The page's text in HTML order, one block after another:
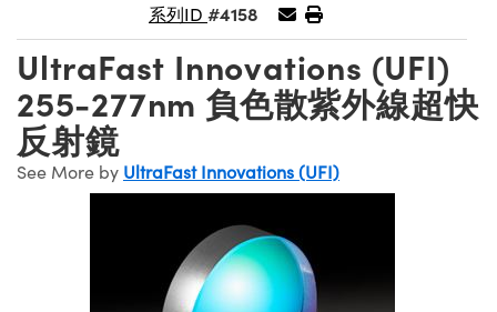
| 光學濾光片
Optics | 偏振光學元件
| 分光鏡
| 雷射濾光片
| 超快光學
器
Assemblies | 雷射光學元件組
Shaping | 雷射光束整形
| 臺式系統
and Breadboards | 光學平臺
| 電動平臺
| Nikon 物鏡
| ZEISS 物鏡
Microscopes
Objectives
Objectives | 有限共軛物鏡
| 雷射防護
| 雷射用光機模組
| 實驗室和生產線
Magnification Lenses
Objectives | 顯微鏡物鏡
and Advanced
| 影視製作和高級攝影
Cameras | Teledyne Dalsa
Microscopy Cameras
Cameras | Allied Vision 相機
| 雷射光源
| 其他光源
| 光源配件
Level Test Targets | 色卡測試板
| USAF 測試版
and Electronics | 雷射
品
測器
放大器
and Roughness Standards | 表
| 光學膠
Products | Acktar 黑色吸
| 暗室器材
Accessories | UV固化設備
| 光譜儀
Imaging
Lenses | 清倉顯微鏡
Lenses | 清倉成像鏡頭
| 清倉相機
| 重新認證雷射
| 重新認證顯微鏡
Lenses | 重新認證成像鏡
| 重新認證照明
系列ID #4158
UltraFast Innovations (UFI)
255-277nm 負色散紫外線超快
反射鏡
See More by UltraFast Innovations (UFI)